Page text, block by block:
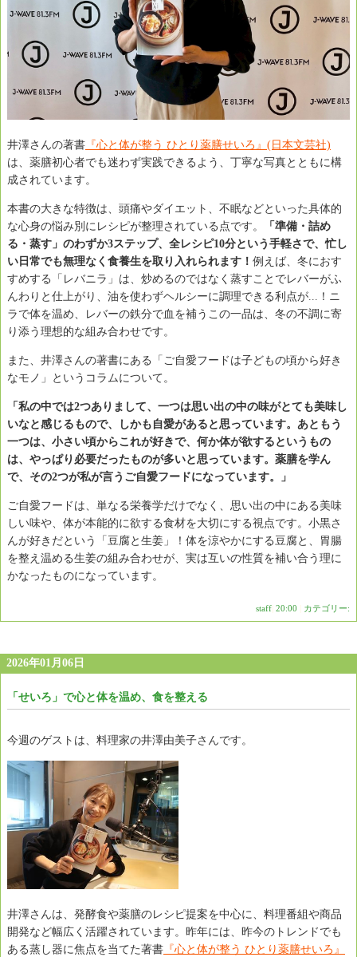
井澤さんの著書 『心と体が整う ひとり薬膳せいろ』(日本文芸社)
は、薬膳初心者でも迷わず実践できるよう、丁寧な写真とともに構
成されています。
本書の大きな特徴は、頭痛やダイエット、不眠などといった具体的
な心身の悩み別にレシピが整理されている点です。
「準備・詰め
る・蒸す」のわずか3ステップ、全レシピ10分という手軽さで、忙し
い日常でも無理なく食養生を取り入れられます！ 例えば、冬におす
すめする「レバニラ」は、炒めるのではなく蒸すことでレバーがふ
んわりと仕上がり、油を使わずヘルシーに調理できる利点が...！ニ
ラで体を温め、レバーの鉄分で血を補うこの一品は、冬の不調に寄
り添う理想的な組み合わせです。
また、井澤さんの著書にある「ご自愛フードは子どもの頃から好き
なモノ」というコラムについて。
「私の中では2つありまして、一つは思い出の中の味がとても美味し
いなと感じるもので、しかも自愛があると思っています。あともう
一つは、小さい頃からこれが好きで、何か体が欲するというもの
は、やっぱり必要だったものが多いと思っています。薬膳を学ん
で、その2つが私が言うご自愛フードになっています。」
ご自愛フードは、単なる栄養学だけでなく、思い出の中にある美味
しい味や、体が本能的に欲する食材を大切にする視点です。小黒さ
んが好きだという「豆腐と生姜」！体を涼やかにする豆腐と、胃腸
を整え温める生姜の組み合わせが、実は互いの性質を補い合う理に
かなったものになっています。
staff 20:00 カテゴリー:
2026年01月06日
「せいろ」で心と体を温め、食を整える
今週のゲストは、料理家の井澤由美子さんです。
井澤さんは、発酵食や薬膳のレシピ提案を中心に、料理番組や商品
開発など幅広く活躍されています。昨年には、昨今のトレンドでも
ある蒸し器に焦点を当てた著書 『心と体が整う ひとり薬膳せいろ』